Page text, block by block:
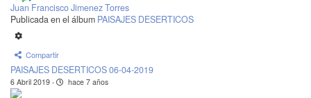
Juan Francisco Jimenez Torres
Publicada en el álbum PAISAJES DESERTICOS
Compartir
PAISAJES DESERTICOS 06-04-2019
6 Abril 2019 · hace 7 años